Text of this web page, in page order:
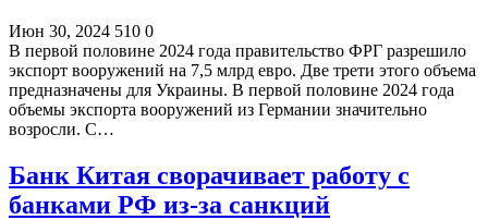
Июн 30, 2024 510 0
В первой половине 2024 года правительство ФРГ разрешило
экспорт вооружений на 7,5 млрд евро. Две трети этого объема
предназначены для Украины. В первой половине 2024 года
объемы экспорта вооружений из Германии значительно
возросли. С…
Банк Китая сворачивает работу с
банками РФ из-за санкций